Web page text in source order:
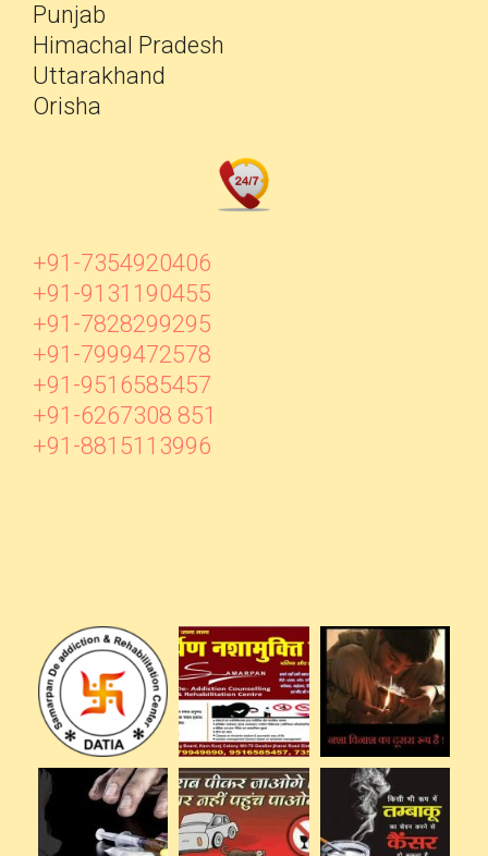
Punjab
Himachal Pradesh
Uttarakhand
Orisha
+91-7354920406
+91-9131190455
+91-7828299295
+91-7999472578
+91-9516585457
+91-6267308 851
+91-8815113996